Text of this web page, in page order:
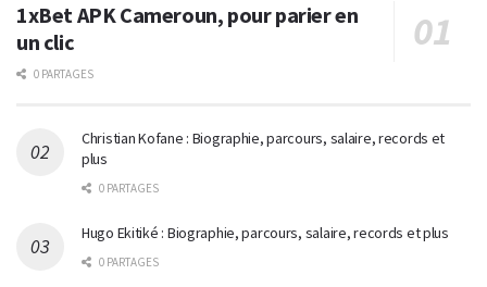
1xBet APK Cameroun, pour parier en
un clic
0 PARTAGES
Christian Kofane : Biographie, parcours, salaire, records et
plus
0 PARTAGES
Hugo Ekitiké : Biographie, parcours, salaire, records et plus
0 PARTAGES